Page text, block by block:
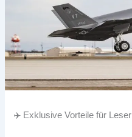
✈️ Exklusive Vorteile für Leser